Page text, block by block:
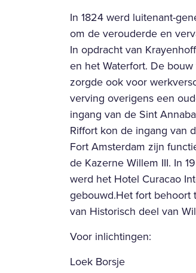
In 1824 werd luitenant-
om de verouderde en
In opdracht van
en het Waterfort. De
zorgde ook voor
verving overigens een
ingang van de Sint
Riffort kon de ingang van
Fort Amsterdam zijn
de Kazerne Willem III. In
werd het Hotel Curacao
gebouwd.Het fort behoort
van Historisch deel van
Voor inlichtingen:
Loek Borsje